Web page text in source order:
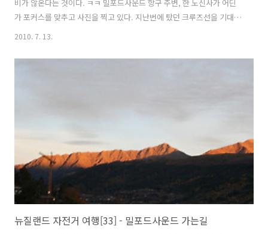
비가 않온다는 것이다. ㅋㅋ 밀포드사운드 항구 주변, 한 노신사가 어딘
가 포커스를 맞추고 사진을 찍고 있다. 지난번에 탔던 크루즈선을 기대했
지만.... 내가 탈 배는 그 옆에 있는 것이다. 이게 12달러의 차이인가? 이
포드사운드 어드밴쳐" 밀포드사운드 항구에서 출발하면 가장 먼저 볼 수
2010. 7. 13.
뉴질랜드 자전거 여행[33] - 밀포드사운드 가는길